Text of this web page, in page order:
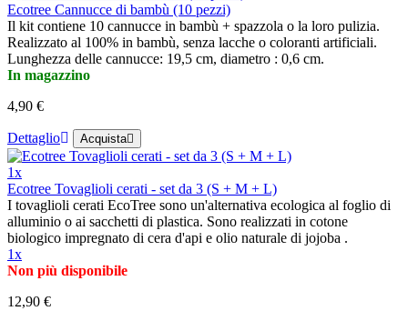
Ecotree Cannucce di bambù (10 pezzi)
Il kit contiene 10 cannucce in bambù + spazzola o la loro pulizia.
Realizzato al 100% in bambù, senza lacche o coloranti artificiali.
Lunghezza delle cannucce: 19,5 cm, diametro : 0,6 cm.
In magazzino
4,90 €
Dettaglio Acquista
1x
Ecotree Tovaglioli cerati - set da 3 (S + M + L)
I tovaglioli cerati EcoTree sono un'alternativa ecologica al foglio di
alluminio o ai sacchetti di plastica. Sono realizzati in cotone
biologico impregnato di cera d'api e olio naturale di jojoba .
1x
Non più disponibile
12,90 €